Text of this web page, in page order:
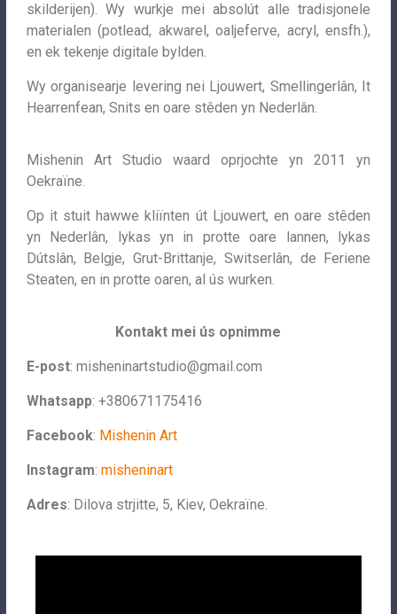
skilderijen). Wy wurkje mei absolút alle tradisjonele
materialen (potlead, akwarel, oaljeferve, acryl, ensfh.),
en ek tekenje digitale bylden.
Wy organisearje levering nei Ljouwert, Smellingerlân, It
Hearrenfean, Snits en oare stêden yn Nederlân.
Mishenin Art Studio waard oprjochte yn 2011 yn
Oekraïne.
Op it stuit hawwe kliïnten út Ljouwert, en oare stêden
yn Nederlân, lykas yn in protte oare lannen, lykas
Dútslân, Belgje, Grut-Brittanje, Switserlân, de Feriene
Steaten, en in protte oaren, al ús wurken.
Kontakt mei ús opnimme
E-post: misheninartstudio@gmail.com
Whatsapp: +380671175416
Facebook: Mishenin Art
Instagram: misheninart
Adres: Dilova strjitte, 5, Kiev, Oekraïne.